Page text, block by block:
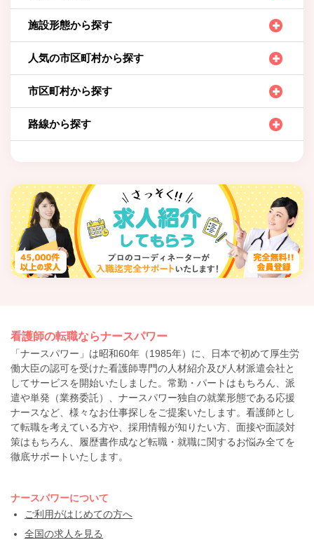
施設形態から探す
人気の市区町村から探す
市区町村から探す
路線から探す
看護師の転職ならナースパワー
「ナースパワー」は昭和60年（1985年）に、日本で初めて厚生労
働大臣の認可を受けた看護師専門の人材紹介及び人材派遣会社と
してサービスを開始いたしました。常勤・パートはもちろん、派
遣や単発（業務委託）、ナースパワー独自の就業形態である応援
ナースなど、様々なお仕事探しをご提案いたします。看護師とし
て転職を考えている方や、採用情報が知りたい方、面接や面談対
策はもちろん、履歴書作成など転職・就職に関するお悩み全てを
徹底サポートいたします。
ナースパワーについて
ご利用がはじめての方へ
全国の求人を見る